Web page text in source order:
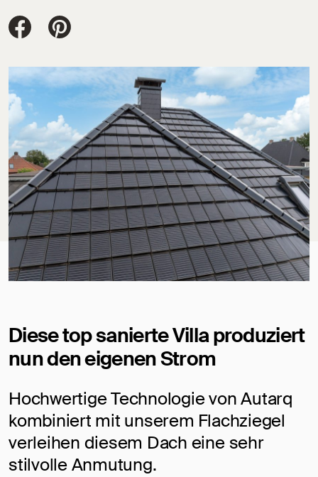
Jacobi Dachziegel auf FaceBook
Jacobi Dachziegel auf Pinterest
Diese top sanierte Villa produziert
nun den eigenen Strom
Hochwertige Technologie von Autarq
kombiniert mit unserem Flachziegel
verleihen diesem Dach eine sehr
stilvolle Anmutung.